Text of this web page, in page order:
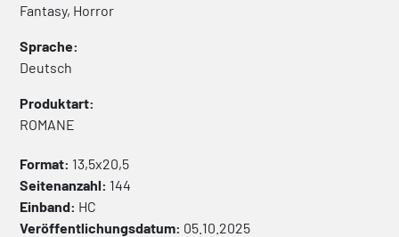
Fantasy, Horror
Sprache:
Deutsch
Produktart:
ROMANE
Format: 13,5x20,5
Seitenanzahl: 144
Einband: HC
Veröffentlichungsdatum: 05.10.2025